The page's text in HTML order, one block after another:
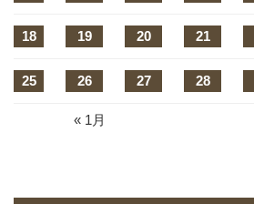
18 19 20 21
25 26 27 28
« 1月